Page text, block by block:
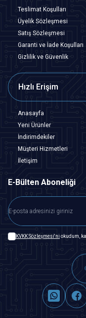
Teslimat Koşulları
Üyelik Sözleşmesi
Satış Sözleşmesi
Garanti ve İade Koşulları
Gizlilik ve Güvenlik
Hızlı Erişim
Anasayfa
Yeni Ürünler
İndirimdekiler
Müşteri Hizmetleri
İletişim
E-Bülten Aboneliği
KVKK Sözleşmesi'ni okudum,